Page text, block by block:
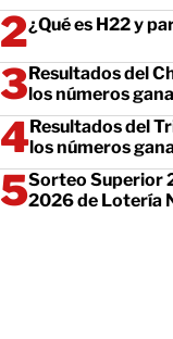
¿Qué es H22 y
Resultados del
los números
Resultados del
los números
Sorteo Superior
2026 de Lotería